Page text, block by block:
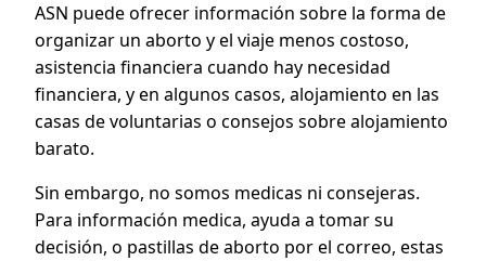
ASN puede ofrecer información sobre la forma de
organizar un aborto y el viaje menos costoso,
asistencia financiera cuando hay necesidad
financiera, y en algunos casos, alojamiento en las
casas de voluntarias o consejos sobre alojamiento
barato.
Sin embargo, no somos medicas ni consejeras.
Para información medica, ayuda a tomar su
decisión, o pastillas de aborto por el correo, estas